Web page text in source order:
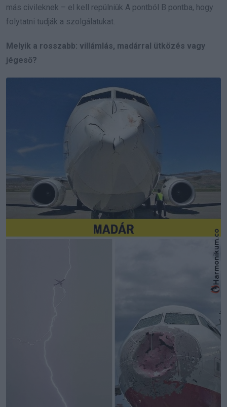
más civileknek – el kell repülniük A pontból B pontba, hogy
folytatni tudják a szolgálatukat.
Melyik a rosszabb: villámlás, madárral ütközés vagy
jégeső?